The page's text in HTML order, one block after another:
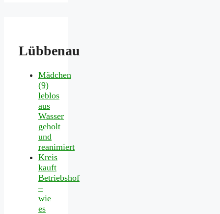
Lübbenau
Mädchen
(9)
leblos
aus
Wasser
geholt
und
reanimiert
Kreis
kauft
Betriebshof
–
wie
es